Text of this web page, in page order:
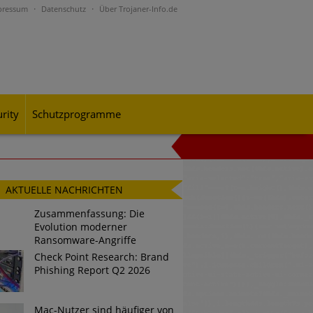
Datenschutz Über Trojaner-Info.de
Schutzprogramme
Betrugsmaschen und
– was CISOs jetzt für
Bedrohungspotential nicht
AKTUELLE NACHRICHTEN
Zusammenfassung: Die
Evolution moderner
Ransomware-Angriffe
Check Point Research: Brand
Phishing Report Q2 2026
Mac-Nutzer sind häufiger von